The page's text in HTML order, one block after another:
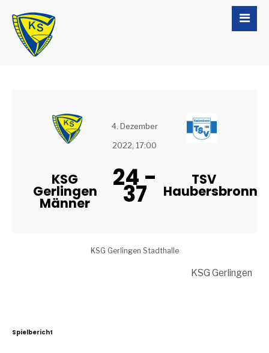
4. Dezember
2022, 17:00
KSG
Gerlingen
Männer
24-
37 TSV
Haubersbronn
KSG Gerlingen Stadthalle
KSG Gerlingen
Spielbericht